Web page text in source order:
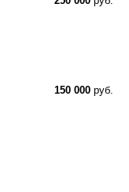
150 000 руб.